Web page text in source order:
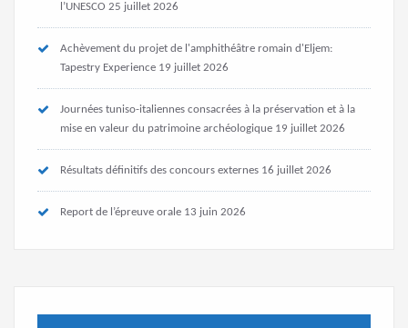
l’UNESCO 25 juillet 2026
Achèvement du projet de l'amphithéâtre romain d'Eljem:
Tapestry Experience 19 juillet 2026
Journées tuniso-italiennes consacrées à la préservation et à la
mise en valeur du patrimoine archéologique 19 juillet 2026
Résultats définitifs des concours externes 16 juillet 2026
Report de l’épreuve orale 13 juin 2026